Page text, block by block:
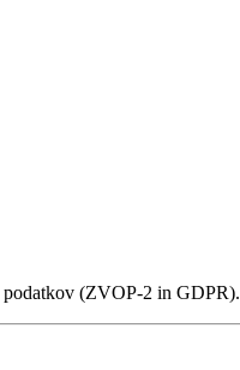
podatkov (ZVOP-2 in GDPR).